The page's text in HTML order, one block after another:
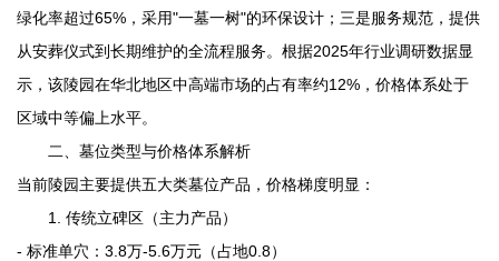
绿化率超过65%，采用"一墓一树"的环保设计；三是服务规范，提供
从安葬仪式到长期维护的全流程服务。根据2025年行业调研数据显
示，该陵园在华北地区中高端市场的占有率约12%，价格体系处于
区域中等偏上水平。
二、墓位类型与价格体系解析
当前陵园主要提供五大类墓位产品，价格梯度明显：
1. 传统立碑区（主力产品）
- 标准单穴：3.8万-5.6万元（占地0.8）